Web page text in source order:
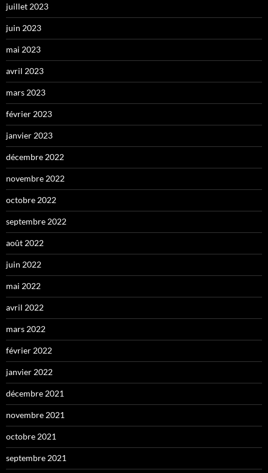
juillet 2023
juin 2023
mai 2023
avril 2023
mars 2023
février 2023
janvier 2023
décembre 2022
novembre 2022
octobre 2022
septembre 2022
août 2022
juin 2022
mai 2022
avril 2022
mars 2022
février 2022
janvier 2022
décembre 2021
novembre 2021
octobre 2021
septembre 2021